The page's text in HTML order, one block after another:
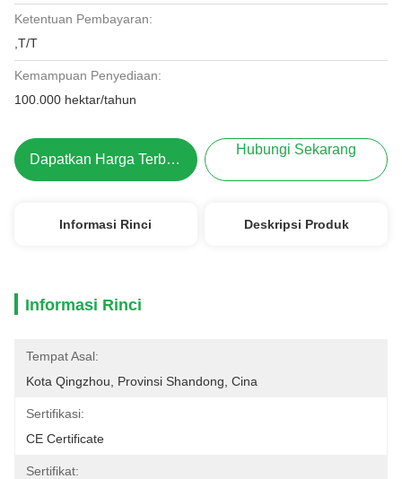
Ketentuan Pembayaran:
,T/T
Kemampuan Penyediaan:
100.000 hektar/tahun
Dapatkan Harga Terbaik
Hubungi Sekarang
Informasi Rinci Deskripsi Produk
Informasi Rinci
Tempat Asal:
Kota Qingzhou, Provinsi Shandong, Cina
Sertifikasi:
CE Certificate
Sertifikat: